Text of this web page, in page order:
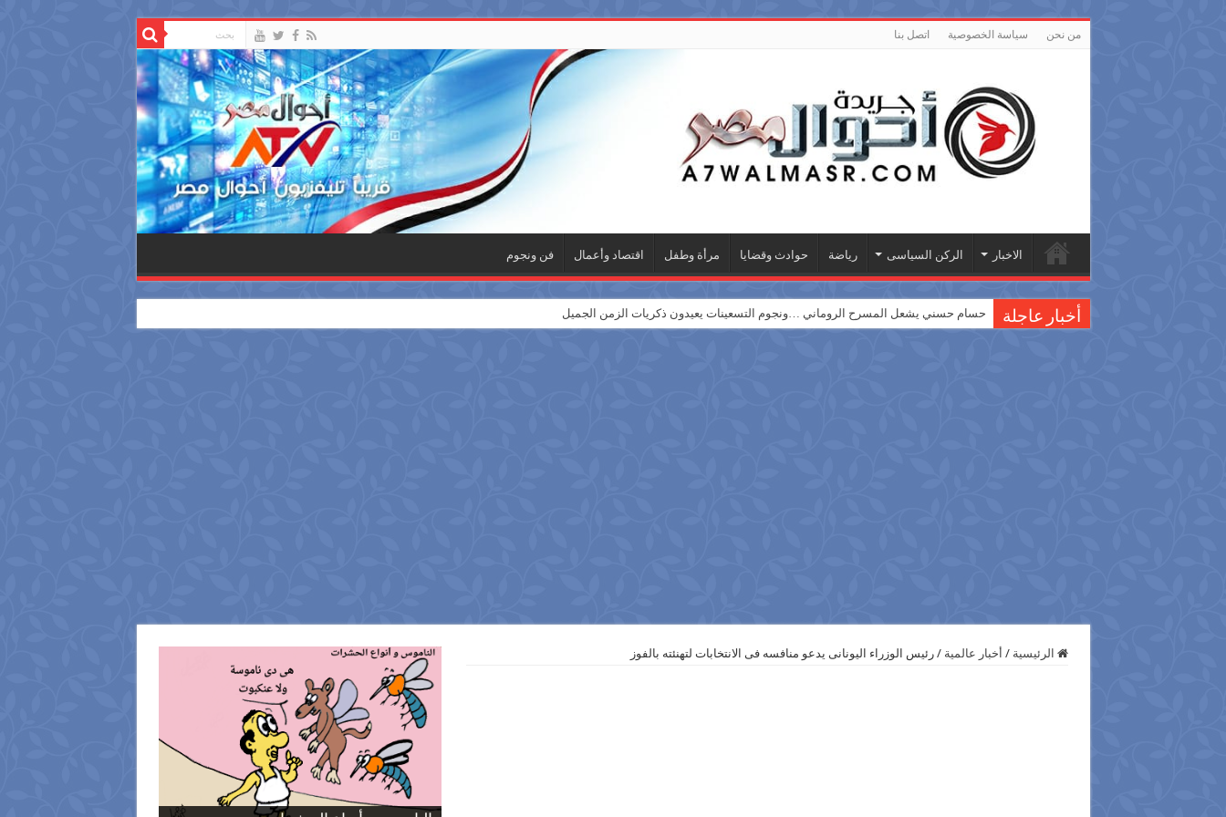
من نحن سياسة الخصوصية اتصل بنا
الاخبار الركن السياسى رياضة حوادث وقضايا مرأة وطفل اقتصاد وأعمال فن ونجوم
أخبار عاجلة حسام حسني يشعل المسرح الروماني …ونجوم التسعينات يعيدون ذكريات الزمن الجميل
الرئيسية / أخبار عالمية / رئيس الوزراء اليونانى يدعو منافسه فى الانتخابات لتهنئته بالفوز